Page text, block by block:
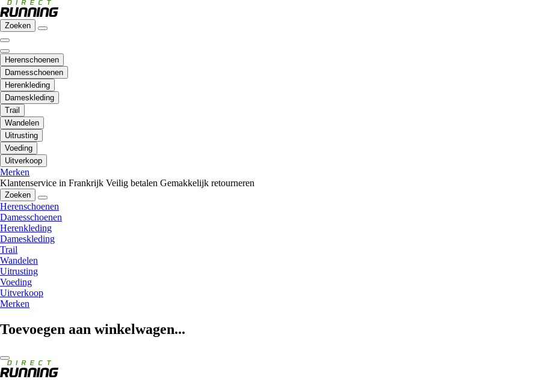
Zoeken
Herenschoenen
Damesschoenen
Herenkleding
Dameskleding
Trail
Wandelen
Uitrusting
Voeding
Uitverkoop
Merken
Klantenservice in Frankrijk Veilig betalen Gemakkelijk retourneren
Zoeken
Herenschoenen
Damesschoenen
Herenkleding
Dameskleding
Trail
Wandelen
Uitrusting
Voeding
Uitverkoop
Merken
Toevoegen aan winkelwagen...